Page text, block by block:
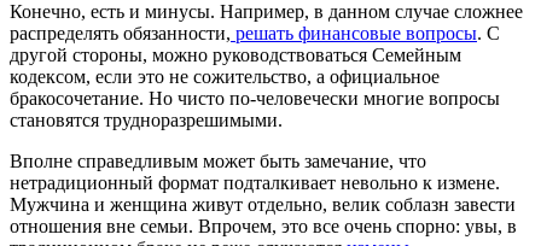
Конечно, есть и минусы. Например, в данном случае сложнее
распределять обязанности, решать финансовые вопросы. С
другой стороны, можно руководствоваться Семейным
кодексом, если это не сожительство, а официальное
бракосочетание. Но чисто по-человечески многие вопросы
становятся трудноразрешимыми.
Вполне справедливым может быть замечание, что
нетрадиционный формат подталкивает невольно к измене.
Мужчина и женщина живут отдельно, велик соблазн завести
отношения вне семьи. Впрочем, это все очень спорно: увы, в